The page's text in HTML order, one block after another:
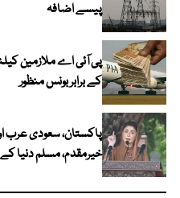
پیسے اضافہ
پی آئی اے ملازمین
کے برابر بونس منظور
پاکستان، سعودی عرب
خیرمقدم، مسلم دنیا کے